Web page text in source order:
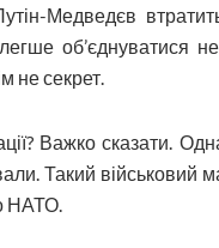
Медведєв
об’єднуватися
не секрет.
Важко сказати.
Такий військовий
НАТО.